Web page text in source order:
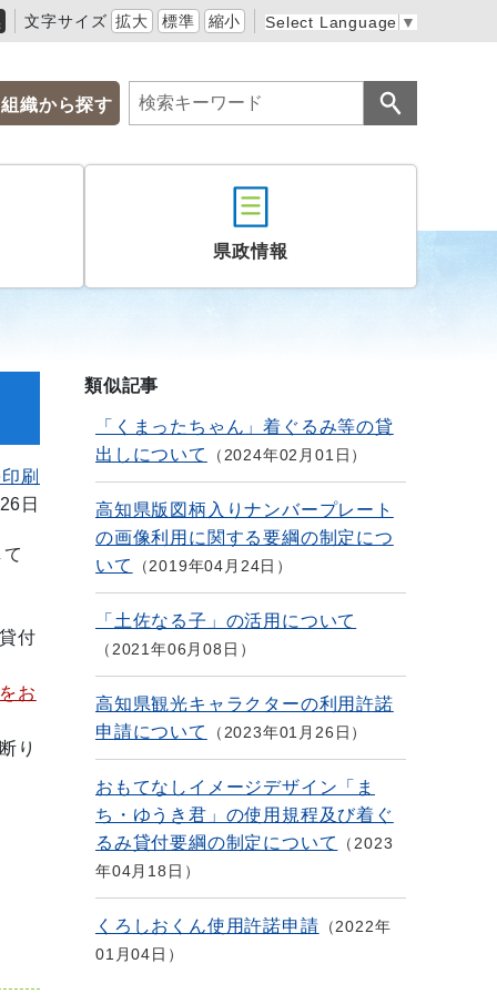
文字サイズ 拡大 標準 縮小 Select Language ▼
組織から探す
県政情報
刷
日
付
お
り
類似記事
「くまったちゃん」着ぐるみ等の貸
出しについて
2024年02月01日
高知県版図柄入りナンバープレート
の画像利用に関する要綱の制定につ
いて
2019年04月24日
「土佐なる子」の活用について
2021年06月08日
高知県観光キャラクターの利用許諾
申請について
2023年01月26日
おもてなしイメージデザイン「ま
ち・ゆうき君」の使用規程及び着ぐ
るみ貸付要綱の制定について
2023
年04月18日
くろしおくん使用許諾申請
2022年
01月04日